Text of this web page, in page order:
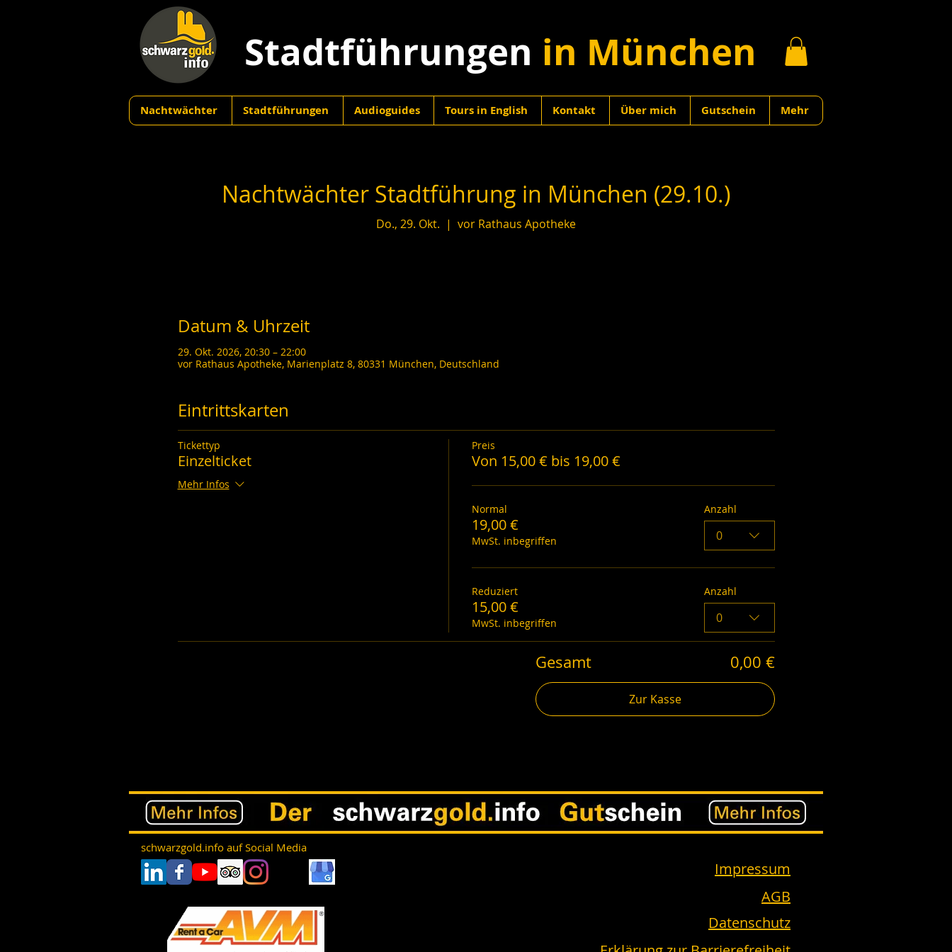
Stadtführungen in München
Nachtwächter Stadtführungen Audioguides Tours in English Kontakt Über mich Gutschein Mehr
Nachtwächter Stadtführung in München (29.10.)
Do., 29. Okt.
  |
vor Rathaus Apotheke
Datum & Uhrzeit
29. Okt. 2026, 20:30 – 22:00
vor Rathaus Apotheke, Marienplatz 8, 80331 München, Deutschland
Eintrittskarten
Tickettyp
Einzelticket
Mehr Infos
Preis
Von 15,00 € bis 19,00 €
Normal
19,00 €
MwSt. inbegriffen
Anzahl
0
Reduziert
15,00 €
MwSt. inbegriffen
Anzahl
0
Gesamt 0,00 €
Zur Kasse
schwarzgold.info auf Social Media
Impressum
AGB
Datenschutz